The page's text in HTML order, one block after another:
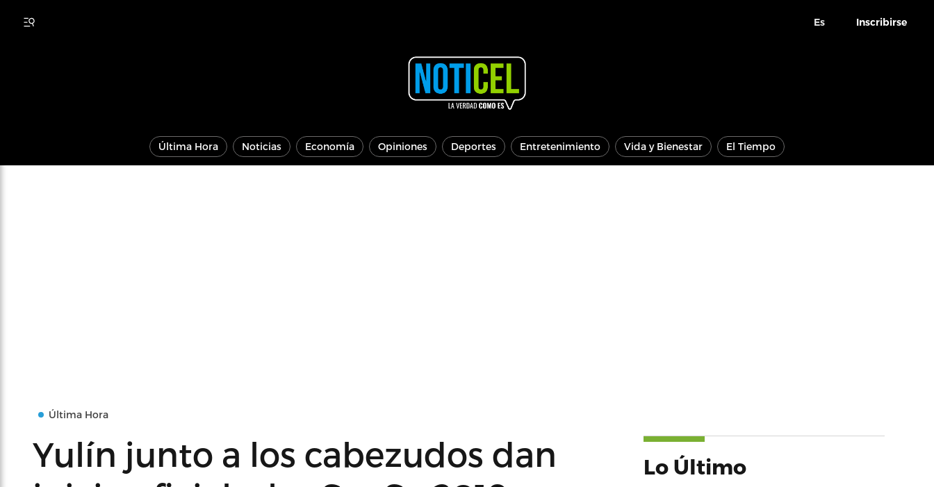
Es Inscribirse
Última Hora Noticias Economía Opiniones Deportes Entretenimiento Vida y Bienestar El Tiempo
Última Hora
Yulín junto a los cabezudos dan
Lo Último